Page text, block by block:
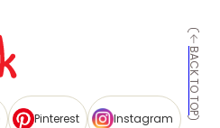
BACK TO TOP
Pinterest Instagram